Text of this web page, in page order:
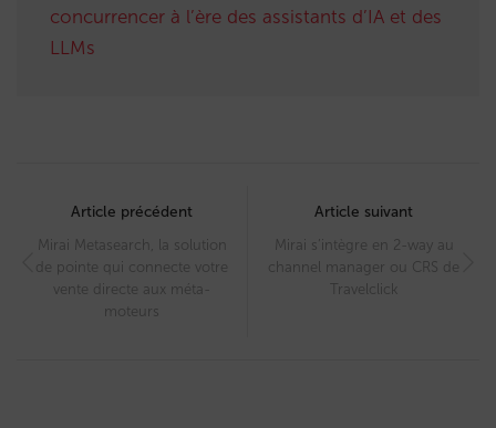
concurrencer à l’ère des assistants d’IA et des
LLMs
navigation
Article précédent
Mirai Metasearch, la solution
de pointe qui connecte votre
vente directe aux méta-
moteurs
Article suivant
Mirai s’intègre en 2-way au
channel manager ou CRS de
Travelclick